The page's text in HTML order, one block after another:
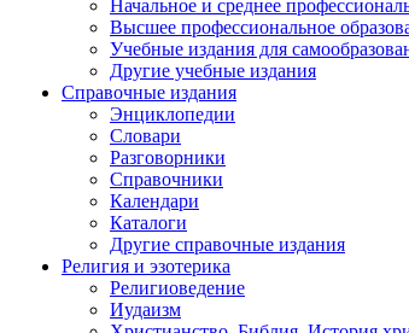
Начальное и среднее
Высшее профессиональное
Учебные издания для
Другие учебные издания
Справочные издания
Энциклопедии
Словари
Разговорники
Справочники
Календари
Каталоги
Другие справочные издания
Религия и эзотерика
Религиоведение
Иудаизм